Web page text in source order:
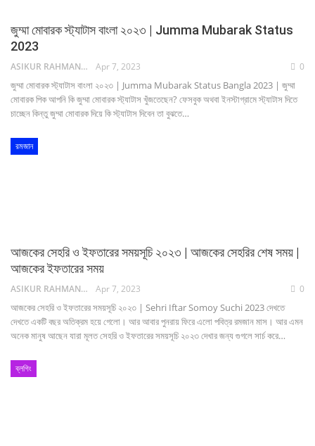
জুম্মা মোবারক স্ট্যাটাস বাংলা ২০২৩ | Jumma Mubarak Status
2023
ASIKUR RAHMAN NAIM Apr 7, 2023 0
জুম্মা মোবারক স্ট্যাটাস বাংলা ২০২৩ | Jumma Mubarak Status Bangla 2023 | জুম্মা
মোবারক পিক আপনি কি জুম্মা মোবারক স্ট্যাটাস খুঁজতেছেন? ফেসবুক অথবা ইনস্টাগ্রামে স্ট্যাটাস দিতে
চাচ্ছেন কিন্তু জুম্মা মোবারক দিয়ে কি স্ট্যাটাস দিবেন তা বুঝতে…
রমজান
আজকের সেহরি ও ইফতারের সময়সূচি ২০২৩ | আজকের সেহরির শেষ সময় |
আজকের ইফতারের সময়
ASIKUR RAHMAN NAIM Apr 7, 2023 0
আজকের সেহরি ও ইফতারের সময়সূচি ২০২৩ | Sehri Iftar Somoy Suchi 2023 দেখতে
দেখতে একটি বছর অতিক্রম হয়ে গেলো। আর আবার পুনরায় ফিরে এলো পবিত্র রমজান মাস। আর এমন
অনেক মানুষ আছেন যারা মূলত সেহরি ও ইফতারের সময়সূচি ২০২৩ দেখার জন্য গুগলে সার্চ করে…
ব্লগিং